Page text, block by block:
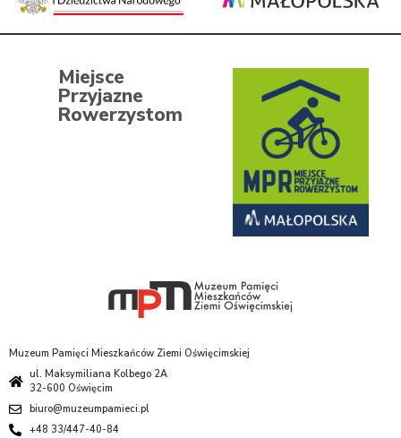
Miejsce
Przyjazne
Rowerzystom
Muzeum Pamięci Mieszkańców Ziemi Oświęcimskiej
ul. Maksymiliana Kolbego 2A
32-600 Oświęcim
biuro@muzeumpamieci.pl
+48 33/447-40-84